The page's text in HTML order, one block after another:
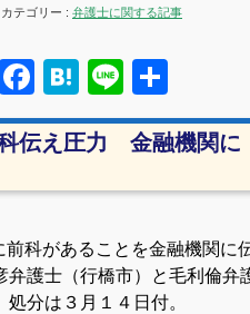
テゴリー : 弁護士に関する記事
TwitterFacebook
Hatena
Line
有
伝え圧力 金融機関
前科があることを金融機関に
弁護士（行橋市）と毛利倫弁
分は３月１４日付。